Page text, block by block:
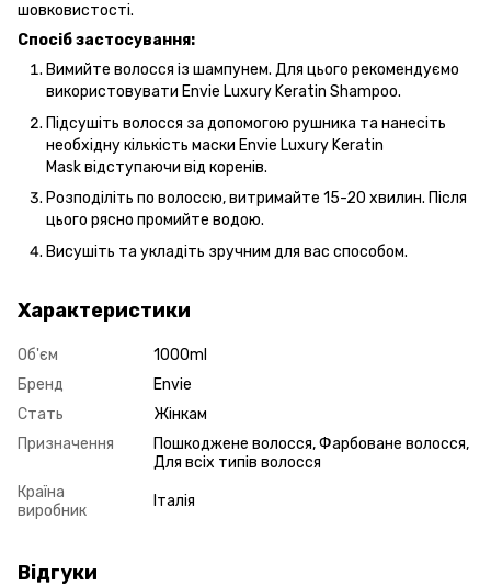
шовковистості.
Спосіб застосування:
Вимийте волосся із шампунем. Для цього рекомендуємо
використовувати Envie Luxury Keratin Shampoo.
Підсушіть волосся за допомогою рушника та нанесіть
необхідну кількість маски Envie Luxury Keratin
Mask відступаючи від коренів.
Розподіліть по волоссю, витримайте 15-20 хвилин. Після
цього рясно промийте водою.
Висушіть та укладіть зручним для вас способом.
Характеристики
Об'єм
1000ml
Бренд
Envie
Стать
Жінкам
Призначення
Пошкоджене волосся, Фарбоване волосся,
Для всіх типів волосся
Країна
виробник
Італія
Відгуки